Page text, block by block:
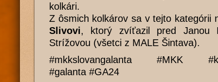
kolkári.
Z ôsmich kolkárov sa v tejto kategórii
Slivovi, ktorý zvíťazil pred Janou
Strížovou (všetci z MALE Šintava).
#mkkslovangalanta #MKK
#galanta #GA24